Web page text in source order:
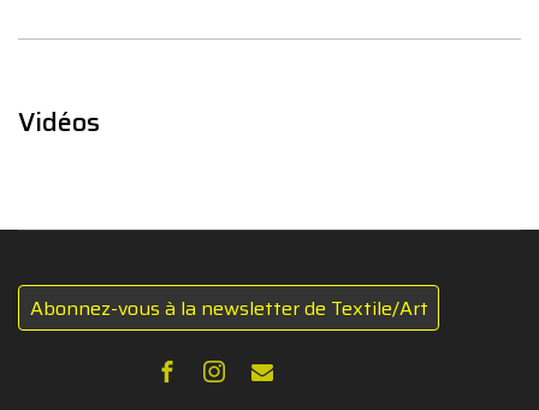
Vidéos
Abonnez-vous à la newsletter de Textile/Art